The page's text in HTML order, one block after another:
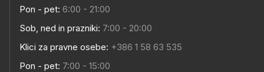
Pon - pet: 6:00 - 21:00
Sob, ned in prazniki: 7:00 - 20:00
Klici za pravne osebe: +386 1 58 63 535
Pon - pet: 7:00 - 15:00